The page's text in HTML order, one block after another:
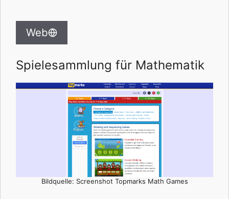
Web
Spielesammlung für Mathematik
Bildquelle: Screenshot Topmarks Math Games